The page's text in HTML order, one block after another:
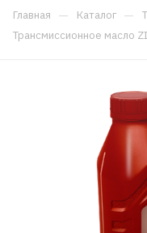
Главная — Каталог —
Трансмиссионное масло